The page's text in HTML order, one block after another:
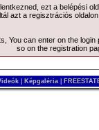
ezt a belépési
azt a regisztrációs
You can enter on the login
so on the registration
Képgaléria